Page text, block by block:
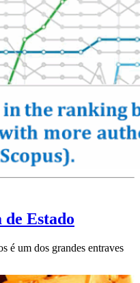
Estado
é um dos grandes entraves